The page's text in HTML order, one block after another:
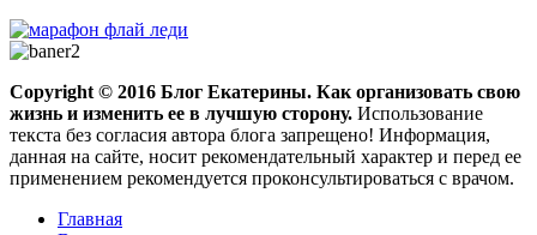
Copyright © 2016 Блог Екатерины. Как организовать свою
жизнь и изменить ее в лучшую сторону. Использование
текста без согласия автора блога запрещено! Информация,
данная на сайте, носит рекомендательный характер и перед ее
применением рекомендуется проконсультироваться с врачом.
Главная